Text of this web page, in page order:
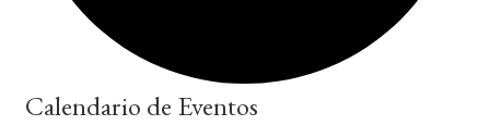
Calendario de Eventos